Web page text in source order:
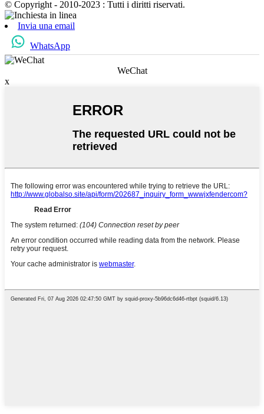
© Copyright - 2010-2023 : Tutti i diritti riservati.
Invia una email
WhatsApp
WeChat
x